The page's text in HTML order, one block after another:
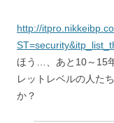
http://
ほう…、あと10～15
レットレベルの人た
か？